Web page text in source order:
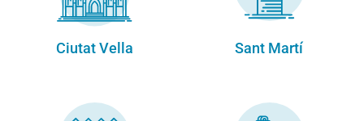
Ciutat Vella Sant Martí